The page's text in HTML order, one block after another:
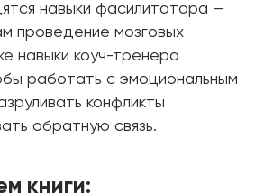
навыки фасилитатора —
проведение мозговых
навыки коуч-тренера
работать с эмоциональным
конфликты
обратную связь.
книги: